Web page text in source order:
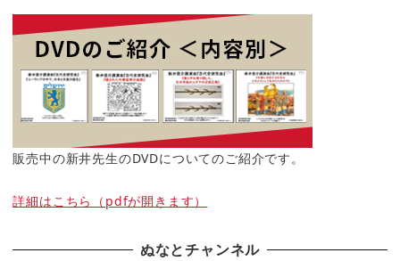
販売中の新井先生のDVDについてのご紹介です。
詳細はこちら（pdfが開きます）
ぬなとチャンネル